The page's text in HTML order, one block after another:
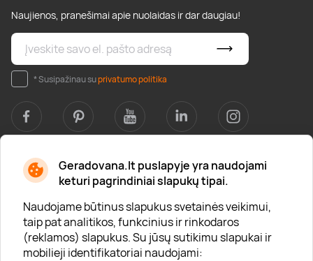
Geradovana.lt puslapyje yra naudojami
keturi pagrindiniai slapukų tipai.
Naudojame būtinus slapukus svetainės veikimui,
taip pat analitikos, funkcinius ir rinkodaros
(reklamos) slapukus. Su jūsų sutikimu slapukai ir
mobilieji identifikatoriai naudojami:
Naujienos, pranešimai apie nuolaidas ir dar daugiau!
* Susipažinau suprivatumo politika
Apie mus
Apie „Gera Dovana“
Lojalumo klubas
Karjera